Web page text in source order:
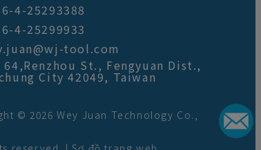
4-25293388
4-25299933
tool.com
64,Renzhou St. , Fengyuan Dist.,
City 42049, Taiwan
© 2026Wey Juan Technology Co.,